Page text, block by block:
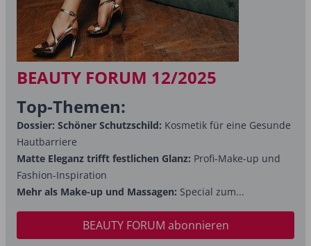
BEAUTY FORUM 12/2025
Top-Themen:
Dossier: Schöner Schutzschild: Kosmetik für eine Gesunde
Hautbarriere
Matte Eleganz trifft festlichen Glanz: Profi-Make-up und
Fashion-Inspiration
Mehr als Make-up und Massagen: Special zum...
BEAUTY FORUM abonnieren